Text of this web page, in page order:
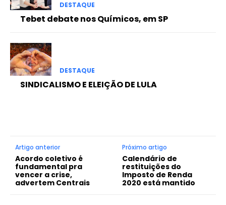
DESTAQUE
Tebet debate nos Químicos, em SP
DESTAQUE
SINDICALISMO E ELEIÇÃO DE LULA
Artigo anterior
Acordo coletivo é
fundamental pra
vencer a crise,
advertem Centrais
Próximo artigo
Calendário de
restituições do
Imposto de Renda
2020 está mantido